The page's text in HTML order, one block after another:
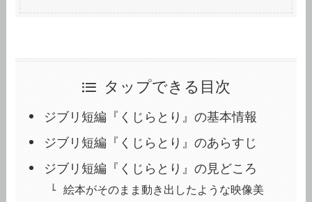
タップできる目次
ジブリ短編『くじらとり』の基本情報
ジブリ短編『くじらとり』のあらすじ
ジブリ短編『くじらとり』の見どころ
絵本がそのまま動き出したような映像美